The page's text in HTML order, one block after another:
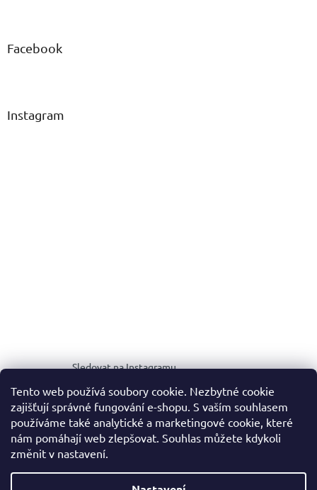
Tento web používá soubory cookie. Nezbytné cookie
zajišťují správné fungování e-shopu. S vaším souhlasem
používáme také analytické a marketingové cookie, které
nám pomáhají web zlepšovat. Souhlas můžete kdykoli
změnit v nastavení.
Facebook
Instagram
Sledovat na Instagramu
MEDIA KIT
Vytvořil Shoptet